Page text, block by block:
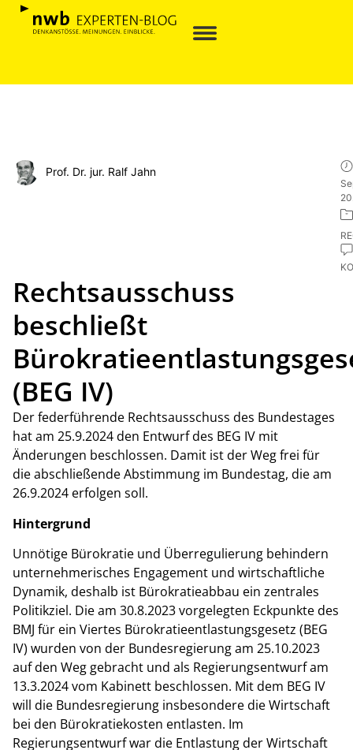
Prof. Dr. jur. Ralf Jahn
Rechtsausschuss
beschließt
(BEG IV)
Der federführende Rechtsausschuss des Bundestages
hat am 25.9.2024 den Entwurf des BEG IV mit
Änderungen beschlossen. Damit ist der Weg frei für
die abschließende Abstimmung im Bundestag, die am
26.9.2024 erfolgen soll.
Hintergrund
Unnötige Bürokratie und Überregulierung behindern
unternehmerisches Engagement und wirtschaftliche
Dynamik, deshalb ist Bürokratieabbau ein zentrales
Politikziel. Die am 30.8.2023 vorgelegten Eckpunkte des
BMJ für ein Viertes Bürokratieentlastungsgesetz (BEG
IV) wurden von der Bundesregierung am 25.10.2023
auf den Weg gebracht und als Regierungsentwurf am
13.3.2024 vom Kabinett beschlossen. Mit dem BEG IV
will die Bundesregierung insbesondere die Wirtschaft
bei den Bürokratiekosten entlasten. Im
Regierungsentwurf war die Entlastung der Wirtschaft